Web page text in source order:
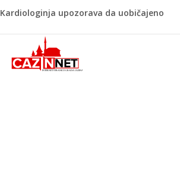
Kardiologinja upozorava da uobičajeno
Novi toplotni val stiže u BiH: U hladu će
biti 42 stepena, raste opasnost od
požara